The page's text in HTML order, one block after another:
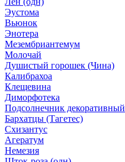
Эустома
Вьюнок
Энотера
Мезембриантемум
Молочай
Душистый горошек (Чина)
Калибрахоа
Клещевина
Диморфотека
Подсолнечник декоративный
Бархатцы (Тагетес)
Схизантус
Агератум
Немезия